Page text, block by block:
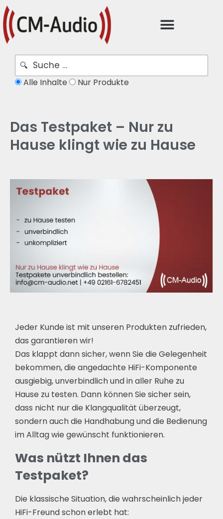
Alle Inhalte Nur Produkte
Das Testpaket – Nur zu
Hause klingt wie zu Hause
Jeder Kunde ist mit unseren Produkten zufrieden,
das garantieren wir!
Das klappt dann sicher, wenn Sie die Gelegenheit
bekommen, die angedachte HiFi-Komponente
ausgiebig, unverbindlich und in aller Ruhe zu
Hause zu testen. Dann können Sie sicher sein,
dass nicht nur die Klangqualität überzeugt,
sondern auch die Handhabung und die Bedienung
im Alltag wie gewünscht funktionieren.
Was nützt Ihnen das
Testpaket?
Die klassische Situation, die wahrscheinlich jeder
HiFi-Freund schon erlebt hat: